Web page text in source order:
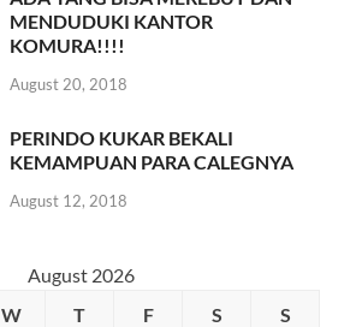
MENDUDUKI KANTOR
KOMURA!!!!
August 20, 2018
PERINDO KUKAR BEKALI
KEMAMPUAN PARA CALEGNYA
August 12, 2018
August 2026
W T F S S